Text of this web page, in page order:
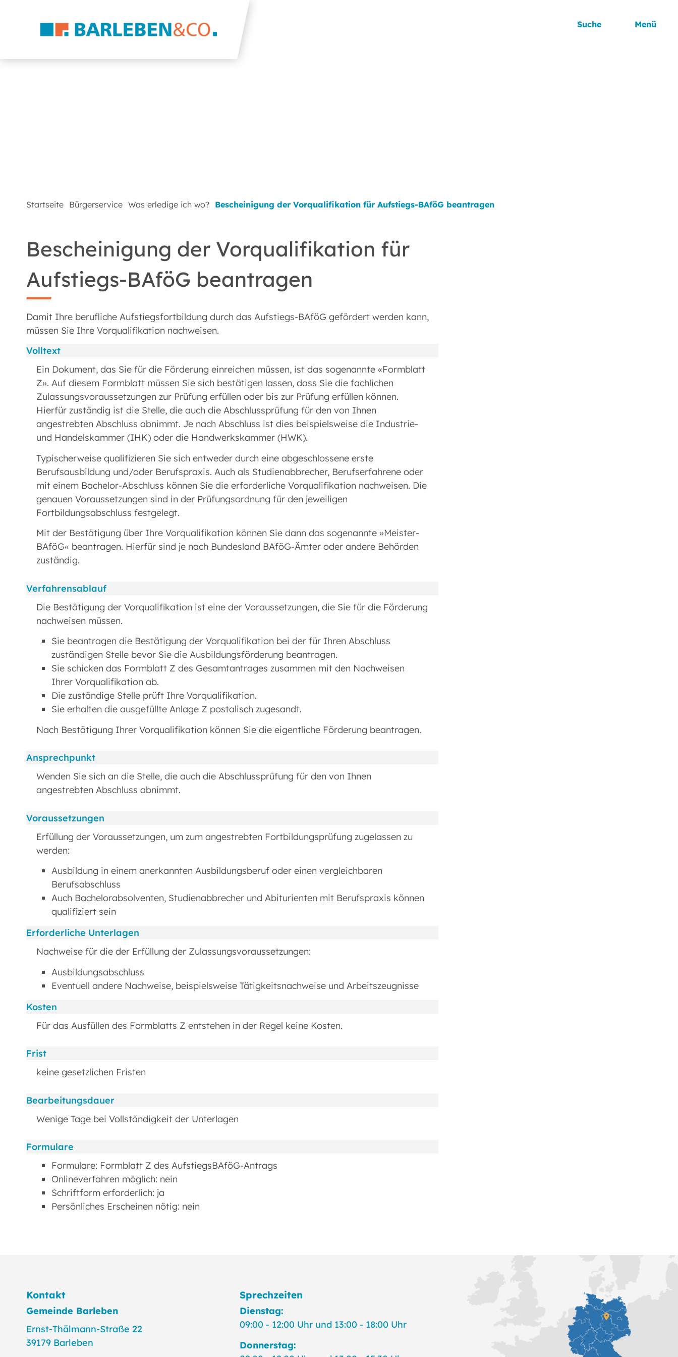
Suche Menü
Startseite Bürgerservice Was erledige ich wo? Bescheinigung der Vorqualifikation für Aufstiegs-BAföG beantragen
Bescheinigung der Vorqualifikation für
Aufstiegs-BAföG beantragen
Damit Ihre berufliche Aufstiegsfortbildung durch das Aufstiegs-BAföG gefördert werden kann,
müssen Sie Ihre Vorqualifikation nachweisen.
Volltext
Ein Dokument, das Sie für die Förderung einreichen müssen, ist das sogenannte «Formblatt
Z». Auf diesem Formblatt müssen Sie sich bestätigen lassen, dass Sie die fachlichen
Zulassungsvoraussetzungen zur Prüfung erfüllen oder bis zur Prüfung erfüllen können.
Hierfür zuständig ist die Stelle, die auch die Abschlussprüfung für den von Ihnen
angestrebten Abschluss abnimmt. Je nach Abschluss ist dies beispielsweise die Industrie-
und Handelskammer (IHK) oder die Handwerkskammer (HWK).
Typischerweise qualifizieren Sie sich entweder durch eine abgeschlossene erste
Berufsausbildung und/oder Berufspraxis. Auch als Studienabbrecher, Berufserfahrene oder
mit einem Bachelor-Abschluss können Sie die erforderliche Vorqualifikation nachweisen. Die
genauen Voraussetzungen sind in der Prüfungsordnung für den jeweiligen
Fortbildungsabschluss festgelegt.
Mit der Bestätigung über Ihre Vorqualifikation können Sie dann das sogenannte »Meister-
BAföG« beantragen. Hierfür sind je nach Bundesland BAföG-Ämter oder andere Behörden
zuständig.
Verfahrensablauf
Die Bestätigung der Vorqualifikation ist eine der Voraussetzungen, die Sie für die Förderung
nachweisen müssen.
Sie beantragen die Bestätigung der Vorqualifikation bei der für Ihren Abschluss
zuständigen Stelle bevor Sie die Ausbildungsförderung beantragen.
Sie schicken das Formblatt Z des Gesamtantrages zusammen mit den Nachweisen
Ihrer Vorqualifikation ab.
Die zuständige Stelle prüft Ihre Vorqualifikation.
Sie erhalten die ausgefüllte Anlage Z postalisch zugesandt.
Nach Bestätigung Ihrer Vorqualifikation können Sie die eigentliche Förderung beantragen.
Ansprechpunkt
Wenden Sie sich an die Stelle, die auch die Abschlussprüfung für den von Ihnen
angestrebten Abschluss abnimmt.
Voraussetzungen
Erfüllung der Voraussetzungen, um zum angestrebten Fortbildungsprüfung zugelassen zu
werden:
Ausbildung in einem anerkannten Ausbildungsberuf oder einen vergleichbaren
Berufsabschluss
Auch Bachelorabsolventen, Studienabbrecher und Abiturienten mit Berufspraxis können
qualifiziert sein
Erforderliche Unterlagen
Nachweise für die der Erfüllung der Zulassungsvoraussetzungen:
Ausbildungsabschluss
Eventuell andere Nachweise, beispielsweise Tätigkeitsnachweise und Arbeitszeugnisse
Kosten
Für das Ausfüllen des Formblatts Z entstehen in der Regel keine Kosten.
Frist
keine gesetzlichen Fristen
Bearbeitungsdauer
Wenige Tage bei Vollständigkeit der Unterlagen
Formulare
Formulare: Formblatt Z des AufstiegsBAföG-Antrags
Onlineverfahren möglich: nein
Schriftform erforderlich: ja
Persönliches Erscheinen nötig: nein
Kontakt
Gemeinde Barleben
Ernst-Thälmann-Straße 22
39179 Barleben
Sprechzeiten
Dienstag:
09:00 - 12:00 Uhr und 13:00 - 18:00 Uhr
Donnerstag: